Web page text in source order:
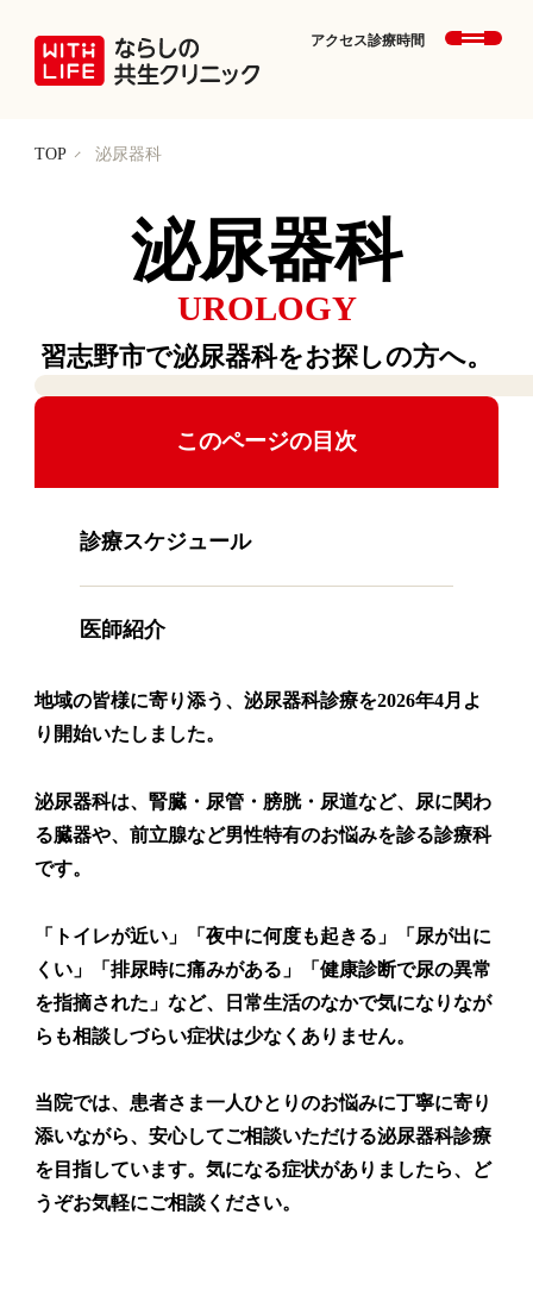
アクセス診療時間
TOP 泌尿器科
泌尿器科
UROLOGY
習志野市で​泌尿器科を​お探しの​方へ。
このページの目次
診療スケジュール
医師紹介
地域の皆様に寄り添う、泌尿器科診療を2026年4月よ
り開始いたしました。
泌尿器科は、腎臓・尿管・膀胱・尿道など、尿に関わ
る臓器や、前立腺など男性特有のお悩みを診る診療科
です。
「トイレが近い」「夜中に何度も起きる」「尿が出に
くい」「排尿時に痛みがある」「健康診断で尿の異常
を指摘された」など、日常生活のなかで気になりなが
らも相談しづらい症状は少なくありません。
当院では、患者さま一人ひとりのお悩みに丁寧に寄り
添いながら、安心してご相談いただける泌尿器科診療
を目指しています。気になる症状がありましたら、ど
うぞお気軽にご相談ください。